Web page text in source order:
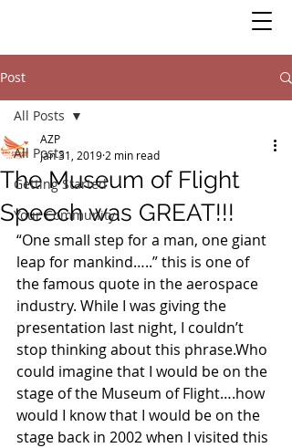
Post
All Posts
Getting Started
Your Community
All Posts
The Museum of Flight
Speech was GREAT!!!
AZP
Jan 31, 2019 2 min read
“One small step for a man, one giant
leap for mankind…..” this is one of
the famous quote in the aerospace
industry. While I was giving the
presentation last night, I couldn’t
stop thinking about this phrase.Who
could imagine that I would be on the
stage of the Museum of Flight….how
would I know that I would be on the
stage back in 2002 when I visited this